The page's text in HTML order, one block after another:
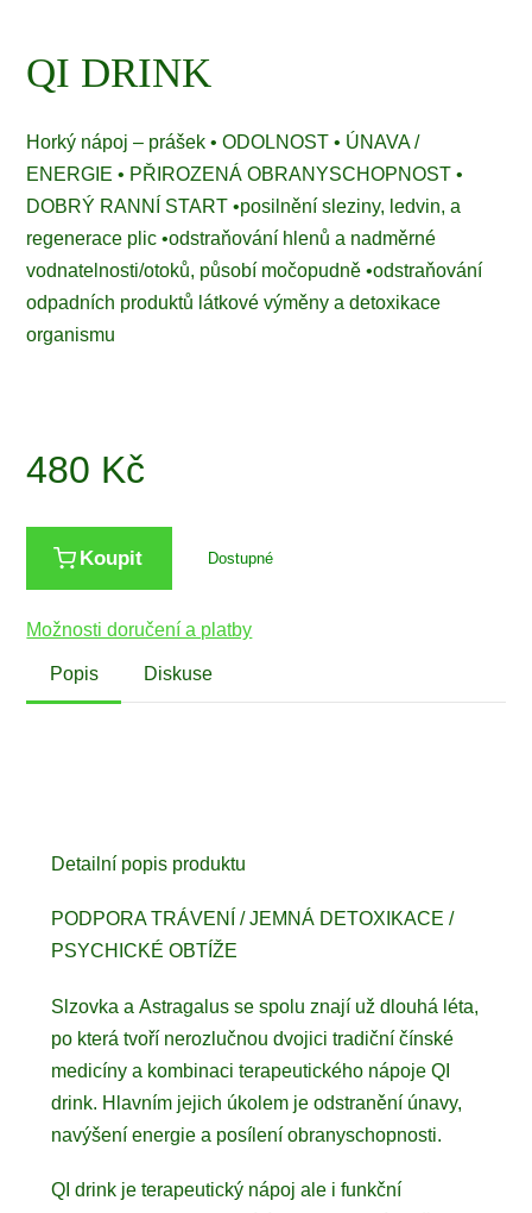
QI DRINK
Horký nápoj – prášek • ODOLNOST • ÚNAVA /
ENERGIE • PŘIROZENÁ OBRANYSCHOPNOST •
DOBRÝ RANNÍ START •posilnění sleziny, ledvin, a
regenerace plic •odstraňování hlenů a nadměrné
vodnatelnosti/otoků, působí močopudně •odstraňování
odpadních produktů látkové výměny a detoxikace
organismu
480 Kč
Koupit Dostupné
Možnosti doručení a platby
Popis Diskuse
Detailní popis produktu
PODPORA TRÁVENÍ / JEMNÁ DETOXIKACE /
PSYCHICKÉ OBTÍŽE
Slzovka a Astragalus se spolu znají už dlouhá léta,
po která tvoří nerozlučnou dvojici tradiční čínské
medicíny a kombinaci terapeutického nápoje QI
drink. Hlavním jejich úkolem je odstranění únavy,
navýšení energie a posílení obranyschopnosti.
QI drink je terapeutický nápoj ale i funkční